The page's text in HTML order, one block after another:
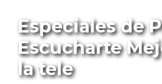
Especiales de
Escucharte
la tele